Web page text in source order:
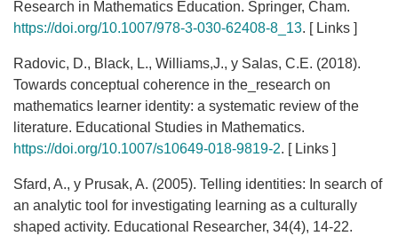
Research in Mathematics Education. Springer, Cham.
https://doi.org/10.1007/978-3-030-62408-8_13. [ Links ]
Radovic, D., Black, L., Williams,J., y Salas, C.E. (2018).
Towards conceptual coherence in the_research on
mathematics learner identity: a systematic review of the
literature. Educational Studies in Mathematics.
https://doi.org/10.1007/s10649-018-9819-2. [ Links ]
Sfard, A., y Prusak, A. (2005). Telling identities: In search of
an analytic tool for investigating learning as a culturally
shaped activity. Educational Researcher, 34(4), 14-22.